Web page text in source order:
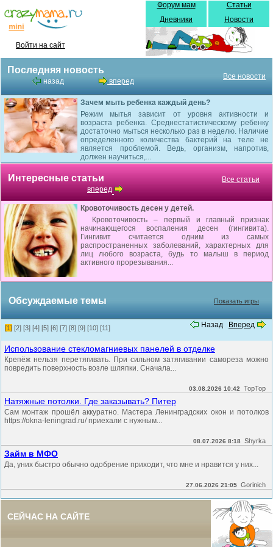
Войти на сайт
Форум мам
Дневники
Статьи
Новости
Последняя новость
назад вперед
Все новости
Зачем мыть ребенка каждый день?
Режим мытья зависит от уровня активности и
возраста ребенка. Среднестатистическому ребенку
достаточно мыться несколько раз в неделю. Наличие
определенного количества бактерий на теле не
является проблемой. Ведь, организм, напротив,
должен научиться,...
Интересные статьи
вперед
Все статьи
Кровоточивость десен у детей.
Кровоточивость – первый и главный признак
начинающегося воспаления десен (гингивита).
Гингивит считается одним из самых
распространенных заболеваний, характерных для
лиц любого возраста, будь то малыш в период
активного прорезывания...
Обсуждаемые темы Показать игры
Назад Вперед
[1] [2] [3] [4] [5] [6] [7] [8] [9] [10] [11]
Использование стекломагниевых панелей в отделке
Крепёж нельзя перетягивать. При сильном затягивании самореза можно
повредить поверхность возле шляпки. Сначала...
03.08.2026 10:42 TopTop
Натяжные потолки. Где заказывать? Питер
Сам монтаж прошёл аккуратно. Мастера Ленинградских окон и потолков
https://okna-leningrad.ru/ приехали с нужным...
08.07.2026 8:18 Shyrka
Займ в МФО
Да, уних быстро обычно одобрение приходит, что мне и нравится у них...
27.06.2026 21:05 Gorinich
СЕЙЧАС НА САЙТЕ